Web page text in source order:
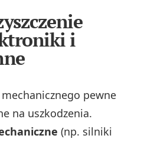
i
pewne
na uszkodzenia.
(np. silniki